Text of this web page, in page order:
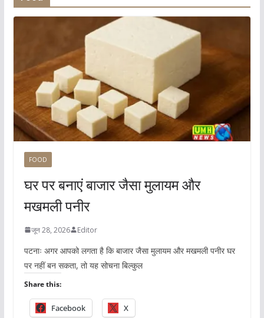
FOOD
घर पर बनाएं बाजार जैसा मुलायम और
मखमली पनीर
जून 28, 2026 Editor
पटनाः अगर आपको लगता है कि बाजार जैसा मुलायम और मखमली पनीर घर
पर नहीं बन सकता, तो यह सोचना बिल्कुल
Share this:
Facebook X